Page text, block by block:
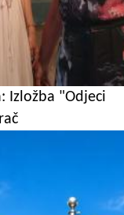
Izložba "Odjeci